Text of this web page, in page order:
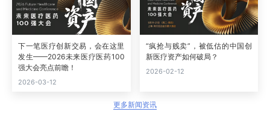
下一笔医疗创新交易，会在这里
发生——2026未来医疗医药100
强大会亮点前瞻！
2026-03-12
“疯抢与贱卖”，被低估的中国创
新医疗资产如何破局？
2026-02-12
更多新闻资讯